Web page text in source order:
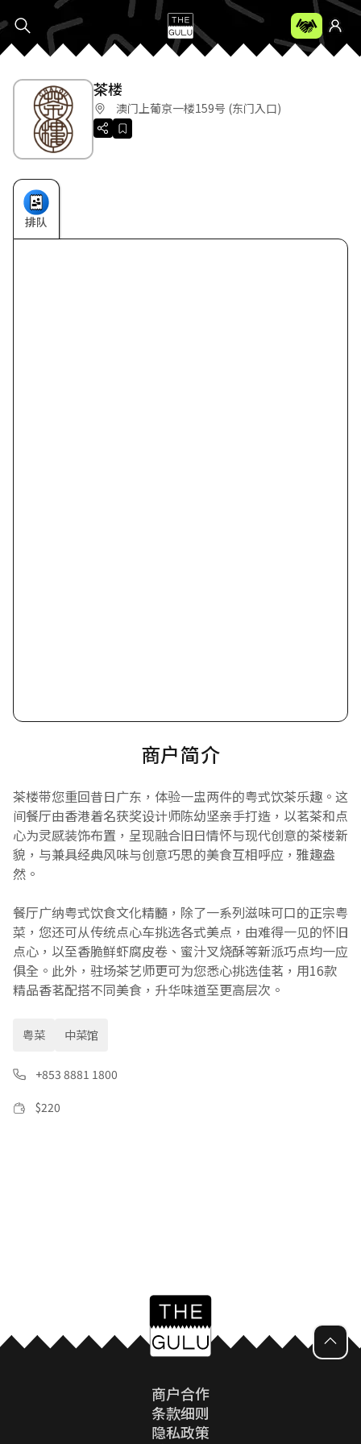
茶楼
澳门上葡京一楼159号 (东门入口)
排队
商户简介
茶楼带您重回昔日广东，体验一盅两件的粤式饮茶乐趣。这
间餐厅由香港着名获奖设计师陈幼坚亲手打造，以茗茶和点
心为灵感装饰布置，呈现融合旧日情怀与现代创意的茶楼新
貌，与兼具经典风味与创意巧思的美食互相呼应，雅趣盎
然。
餐厅广纳粤式饮食文化精髓，除了一系列滋味可口的正宗粤
菜，您还可从传统点心车挑选各式美点，由难得一见的怀旧
点心，以至香脆鲜虾腐皮卷、蜜汁叉烧酥等新派巧点均一应
俱全。此外，驻场茶艺师更可为您悉心挑选佳茗，用16款
精品香茗配搭不同美食，升华味道至更高层次。
粤菜 中菜馆
+853 8881 1800
$220
商户合作
条款细则
隐私政策